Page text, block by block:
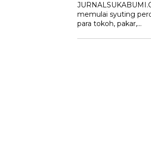
memulai syuting
para tokoh, pakar,…